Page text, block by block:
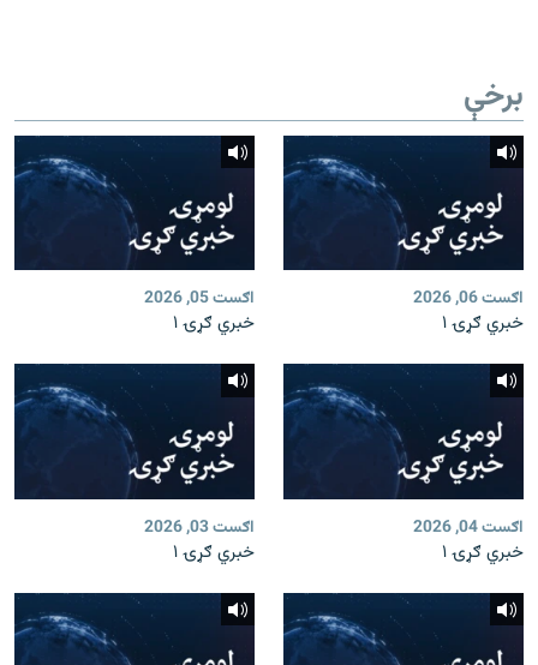
برخې
اګست 06, 2026
خبري ګړۍ ۱
اګست 05, 2026
خبري ګړۍ ۱
اګست 04, 2026
خبري ګړۍ ۱
اګست 03, 2026
خبري ګړۍ ۱